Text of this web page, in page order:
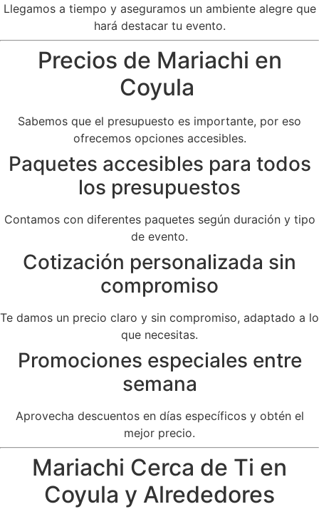
Llegamos a tiempo y aseguramos un ambiente alegre que
hará destacar tu evento.
Precios de Mariachi en
Coyula
Sabemos que el presupuesto es importante, por eso
ofrecemos opciones accesibles.
Paquetes accesibles para todos
los presupuestos
Contamos con diferentes paquetes según duración y tipo
de evento.
Cotización personalizada sin
compromiso
Te damos un precio claro y sin compromiso, adaptado a lo
que necesitas.
Promociones especiales entre
semana
Aprovecha descuentos en días específicos y obtén el
mejor precio.
Mariachi Cerca de Ti en
Coyula y Alrededores